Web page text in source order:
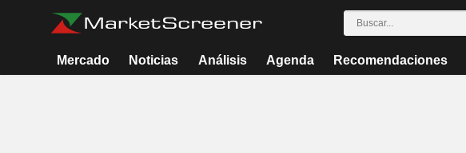
Mercado Noticias Análisis Agenda Recomendaciones